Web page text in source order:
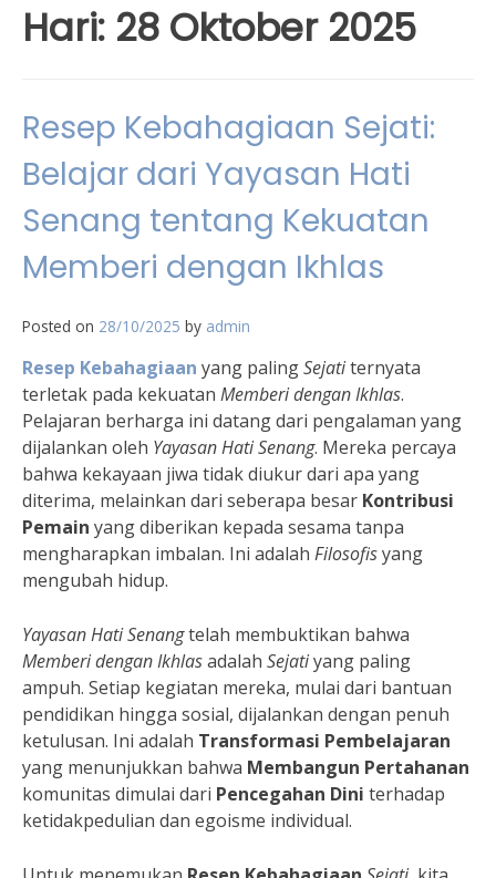
Hari: 28 Oktober 2025
Resep Kebahagiaan Sejati:
Belajar dari Yayasan Hati
Senang tentang Kekuatan
Memberi dengan Ikhlas
Posted on 28/10/2025 by admin
Resep Kebahagiaan yang palingSejatiternyata
terletak pada kekuatan Memberi dengan Ikhlas.
Pelajaran berharga ini datang dari pengalaman yang
dijalankan oleh Yayasan Hati Senang. Mereka percaya
bahwa kekayaan jiwa tidak diukur dari apa yang
diterima, melainkan dari seberapa besar Kontribusi
Pemain yang diberikan kepada sesama tanpa
mengharapkan imbalan. Ini adalah Filosofisyang
mengubah hidup.
Yayasan Hati Senangtelah membuktikan bahwa
Memberi dengan Ikhlasadalah Sejatiyang paling
ampuh. Setiap kegiatan mereka, mulai dari bantuan
pendidikan hingga sosial, dijalankan dengan penuh
ketulusan. Ini adalah Transformasi Pembelajaran
yang menunjukkan bahwa Membangun Pertahanan
komunitas dimulai dari Pencegahan Dini terhadap
ketidakpedulian dan egoisme individual.